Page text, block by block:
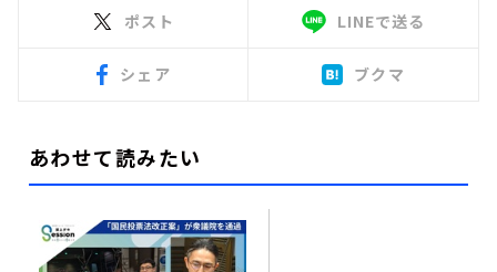
ポスト LINEで送る
シェア ブクマ
あわせて読みたい